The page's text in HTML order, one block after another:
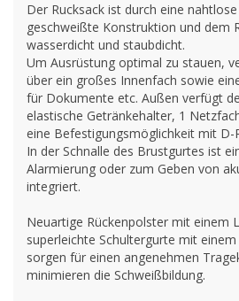
Der Rucksack ist durch eine
geschweißte Konstruktion und dem
wasserdicht und staubdicht.
Um Ausrüstung optimal zu stauen,
über ein großes Innenfach sowie
für Dokumente etc. Außen verfügt
elastische Getränkehalter, 1
eine Befestigungsmöglichkeit mit D-
In der Schnalle des Brustgurtes ist
Alarmierung oder zum Geben von
integriert.
Neuartige Rückenpolster mit einem
superleichte Schultergurte mit
sorgen für einen angenehmen
minimieren die Schweißbildung.